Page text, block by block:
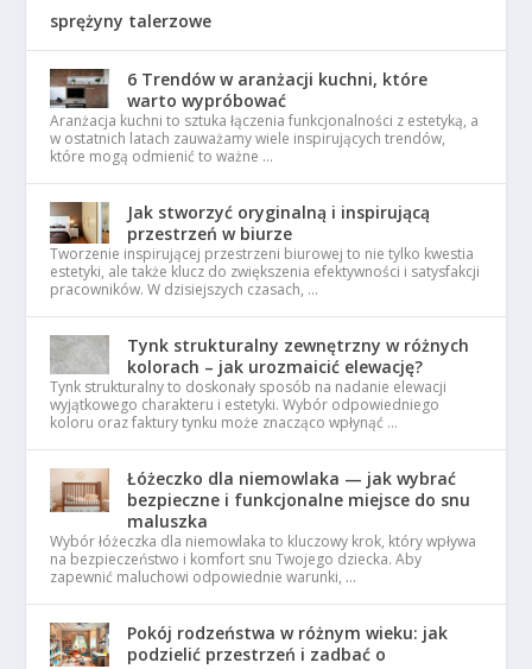
sprężyny talerzowe
6 Trendów w aranżacji kuchni, które
warto wypróbować
Aranżacja kuchni to sztuka łączenia funkcjonalności z estetyką, a
w ostatnich latach zauważamy wiele inspirujących trendów,
które mogą odmienić to ważne …
Jak stworzyć oryginalną i inspirującą
przestrzeń w biurze
Tworzenie inspirującej przestrzeni biurowej to nie tylko kwestia
estetyki, ale także klucz do zwiększenia efektywności i satysfakcji
pracowników. W dzisiejszych czasach, …
Tynk strukturalny zewnętrzny w różnych
kolorach – jak urozmaicić elewację?
Tynk strukturalny to doskonały sposób na nadanie elewacji
wyjątkowego charakteru i estetyki. Wybór odpowiedniego
koloru oraz faktury tynku może znacząco wpłynąć …
Łóżeczko dla niemowlaka — jak wybrać
bezpieczne i funkcjonalne miejsce do snu
maluszka
Wybór łóżeczka dla niemowlaka to kluczowy krok, który wpływa
na bezpieczeństwo i komfort snu Twojego dziecka. Aby
zapewnić maluchowi odpowiednie warunki, …
Pokój rodzeństwa w różnym wieku: jak
podzielić przestrzeń i zadbać o